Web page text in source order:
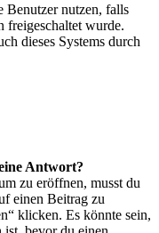
Benutzer nutzen, falls
freigeschaltet wurde.
dieses Systems durch
Antwort?
zu eröffnen, musst du
einen Beitrag zu
klicken. Es könnte sein,